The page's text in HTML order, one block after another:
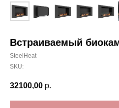
Встраиваемый
SteelHeat
SKU:
32100,00 р.